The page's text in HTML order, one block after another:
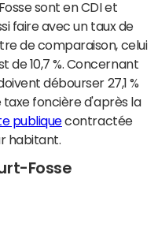
sont en CDI et
faire avec un taux de
de comparaison, celui
de 10,7 %. Concernant
débourser 27,1 %
taxe foncière d'après la
publiquecontractée
habitant.
Fosse